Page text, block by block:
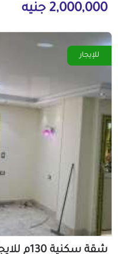
2,000,000 جنيه
للإيجار
شقة